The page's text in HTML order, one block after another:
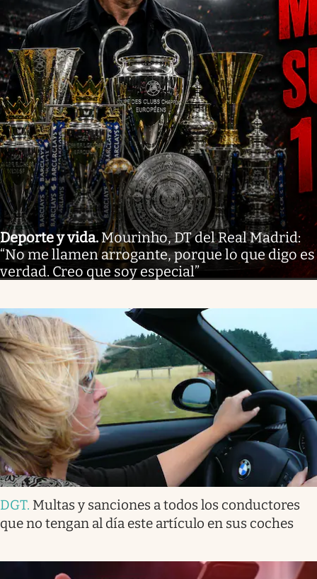
Deporte y vida.Mourinho, DT del Real Madrid:
“No me llamen arrogante, porque lo que digo es
verdad. Creo que soy especial”
DGT. Multas y sanciones a todos los conductores
que no tengan al día este artículo en sus coches